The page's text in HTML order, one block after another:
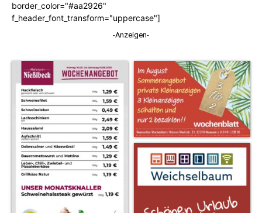
border_color="#aa2926"
f_header_font_transform="uppercase"]
-Anzeigen-